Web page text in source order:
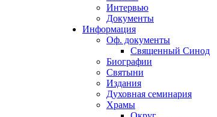
Интервью
Документы
Информация
Оф. документы
Священный Синод
Биографии
Святыни
Издания
Духовная семинария
Храмы